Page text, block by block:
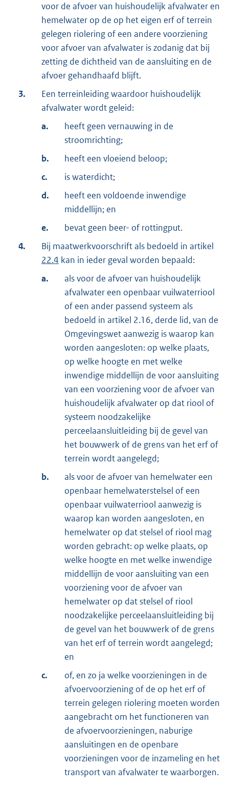
voor de afvoer van huishoudelijk afvalwater en
hemelwater op de op het eigen erf of terrein
gelegen riolering of een andere voorziening
voor afvoer van afvalwater is zodanig dat bij
zetting de dichtheid van de aansluiting en de
afvoer gehandhaafd blijft.
3.
Een terreinleiding waardoor huishoudelijk
afvalwater wordt geleid:
a.
heeft geen vernauwing in de
stroomrichting;
b.
heeft een vloeiend beloop;
c.
is waterdicht;
d.
heeft een voldoende inwendige
middellijn; en
e.
bevat geen beer- of rottingput.
4.
Bij maatwerkvoorschrift als bedoeld in artikel
22.4 kan in ieder geval worden bepaald:
a.
als voor de afvoer van huishoudelijk
afvalwater een openbaar vuilwaterriool
of een ander passend systeem als
bedoeld in artikel 2.16, derde lid, van de
Omgevingswet aanwezig is waarop kan
worden aangesloten: op welke plaats,
op welke hoogte en met welke
inwendige middellijn de voor aansluiting
van een voorziening voor de afvoer van
huishoudelijk afvalwater op dat riool of
systeem noodzakelijke
perceelaansluitleiding bij de gevel van
het bouwwerk of de grens van het erf of
terrein wordt aangelegd;
b.
als voor de afvoer van hemelwater een
openbaar hemelwaterstelsel of een
openbaar vuilwaterriool aanwezig is
waarop kan worden aangesloten, en
hemelwater op dat stelsel of riool mag
worden gebracht: op welke plaats, op
welke hoogte en met welke inwendige
middellijn de voor aansluiting van een
voorziening voor de afvoer van
hemelwater op dat stelsel of riool
noodzakelijke perceelaansluitleiding bij
de gevel van het bouwwerk of de grens
van het erf of terrein wordt aangelegd;
en
c.
of, en zo ja welke voorzieningen in de
afvoervoorziening of de op het erf of
terrein gelegen riolering moeten worden
aangebracht om het functioneren van
de afvoervoorzieningen, naburige
aansluitingen en de openbare
voorzieningen voor de inzameling en het
transport van afvalwater te waarborgen.